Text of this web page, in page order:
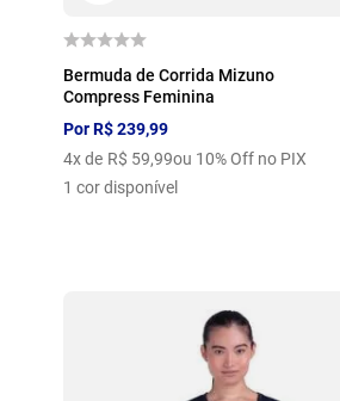
Bermuda de Corrida Mizuno
Compress Feminina
PorR$ 239,99
4x de R$ 59,99ou 10% Off no PIX
1 cor disponível